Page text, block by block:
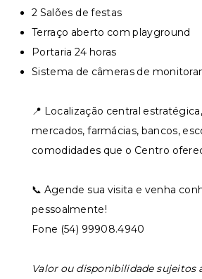
2 Salões de festas
Terraço aberto com playground
Portaria 24 horas
Sistema de câmeras de
📍 Localização central
mercados, farmácias, bancos,
comodidades que o Centro
📞 Agende sua visita e venha
pessoalmente!
Fone (54) 99908.4940
Valor ou disponibilidade sujeitos